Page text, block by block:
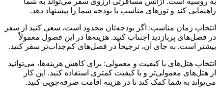
راهنمایی کند و تورهای مناسب با بودجه شما را پیشنهاد دهد.
انتخاب زمان مناسب: اگر بودجه‌تان محدود است، سعی کنید از سفر
در فصل‌های پربازدید اجتناب کنید. هزینه‌ها در این فصول معمولاً
بیشتر است. به جای آن، ترجیحاً در فصل‌های کم‌جذاب‌تر سفر کنید.
انتخاب هتل‌های با کیفیت و معمولی: برای کاهش هزینه‌ها، می‌توانید
از هتل‌های معمولی‌تر و با کیفیت کمتری استفاده کنید. این کار
می‌تواند به شما کمک کند تا در هزینه اقامت صرفه‌جویی کنید.